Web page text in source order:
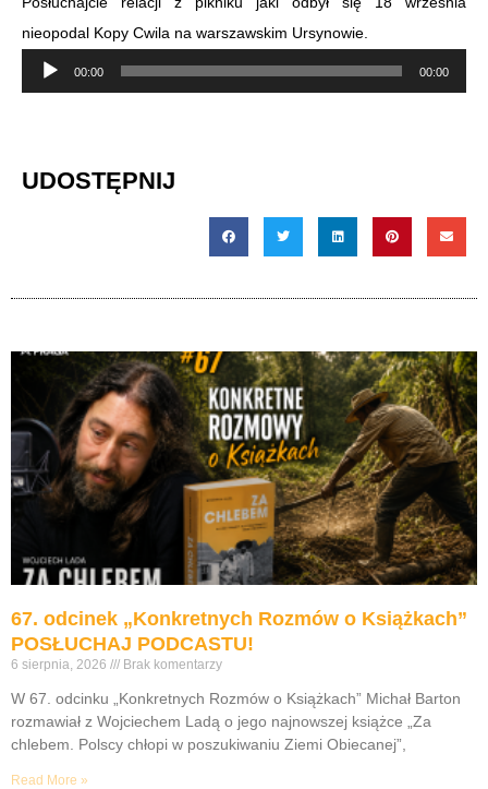
nieopodal Kopy Cwila na warszawskim Ursynowie.
Odtwarzacz
plików
00:00 00:00
UDOSTĘPNIJ
67. odcinek „Konkretnych Rozmów o Książkach”
POSŁUCHAJ PODCASTU!
6 sierpnia, 2026 Brak komentarzy
W 67. odcinku „Konkretnych Rozmów o Książkach” Michał Barton
rozmawiał z Wojciechem Ladą o jego najnowszej książce „Za
chlebem. Polscy chłopi w poszukiwaniu Ziemi Obiecanej”,
Read More »